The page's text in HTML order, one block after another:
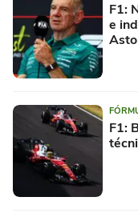
F1:
e
F1: